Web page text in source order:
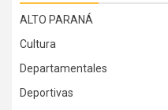
ALTO PARANÁ
Cultura
Departamentales
Deportivas